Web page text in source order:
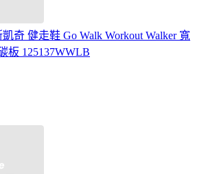
奇 健走鞋 Go Walk Workout Walker 寬
板 125137WWLB